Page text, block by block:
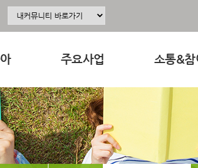
유아과정
등과정
회적협동조합
주요사업
주요사업소개
공동육아인증
현장조직사업
교육사업
소통&참
무엇이든 물
터전 소식